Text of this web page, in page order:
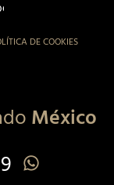
DE COOKIES
México